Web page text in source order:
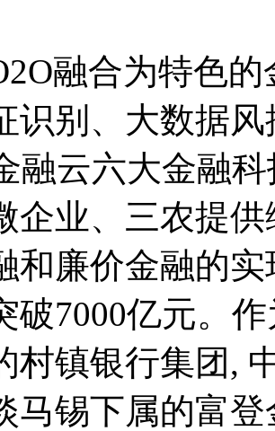
融合为特色
识别、大数据
融云六大金融
企业、三农提
和廉价金融的
破7000亿元。
村镇银行集团,
马锡下属的富